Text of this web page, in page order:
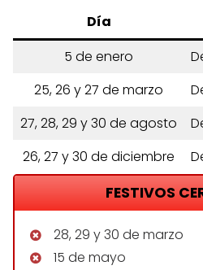
Día
5 de enero
25, 26 y 27 de marzo
27, 28, 29 y 30 de agosto
26, 27 y 30 de diciembre
FESTIVOS
28, 29 y 30 de marzo
15 de mayo